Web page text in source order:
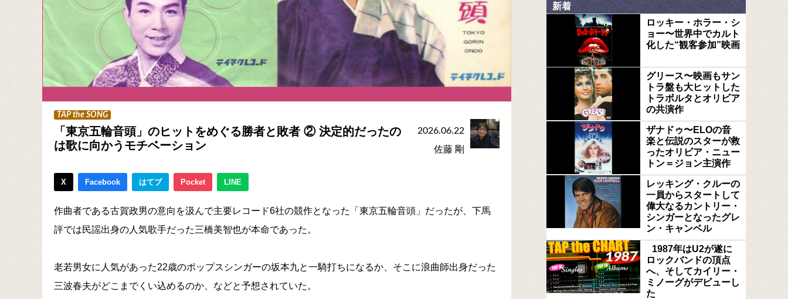
TAP the SONG
「東京五輪音頭」のヒットをめぐる勝者と敗者 ② 決定的だったの
は歌に向かうモチベーション
2026.06.22
佐藤 剛
X Facebook はてブ Pocket LINE
作曲者である古賀政男の意向を汲んで主要レコード6社の競作となった「東京五輪音頭」だったが、下馬
評では民謡出身の人気歌手だった三橋美智也が本命であった。
老若男女に人気があった22歳のポップスシンガーの坂本九と一騎打ちになるか、そこに浪曲師出身だった
三波春夫がどこまでくい込めるのか、などと予想されていた。
新着
ロッキー・ホラー・シ
ョー〜世界中でカルト
化した“観客参加”映画
グリース〜映画もサン
トラ盤も大ヒットした
トラボルタとオリビア
の共演作
ザナドゥ〜ELOの音
楽と伝説のスターが救
ったオリビア・ニュー
トン＝ジョン主演作
レッキング・クルーの
一員からスタートして
偉大なるカントリー・
シンガーとなったグレ
ン・キャンベル
1987年はU2が遂に
ロックバンドの頂点
へ、そしてカイリー・
ミノーグがデビューし
た